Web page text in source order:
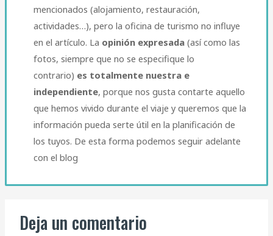
mencionados (alojamiento, restauración,
actividades…), pero la oficina de turismo no influye
en el artículo. La opinión expresada (así como las
fotos, siempre que no se especifique lo
contrario) es totalmente nuestra e
independiente, porque nos gusta contarte aquello
que hemos vivido durante el viaje y queremos que la
información pueda serte útil en la planificación de
los tuyos. De esta forma podemos seguir adelante
con el blog
Deja un comentario